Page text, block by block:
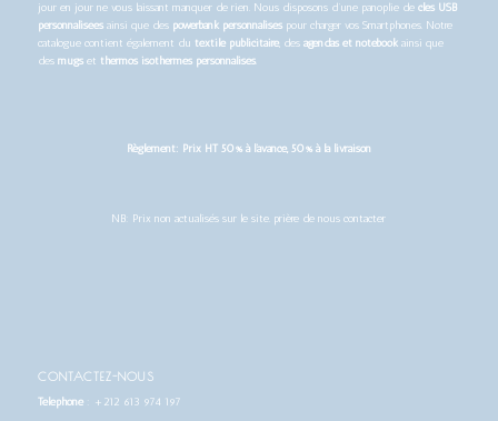
jour en jour ne vous laissant manquer de rien. Nous disposons d’une panoplie de clés USB
personnaliséesainsi que des powerbank personnaliséspour charger vos Smartphones. Notre
catalogue contient également du textile publicitaire, des agendas et notebookainsi que
des mugset thermos isothermes personnalisés.
Règlement: Prix HT 50% à l’avance, 50% à la livraison
NB: Prix non actualisés sur le site. prière de nous contacter
CONTACTEZ-NOUS
Téléphone: +212 613 974 197